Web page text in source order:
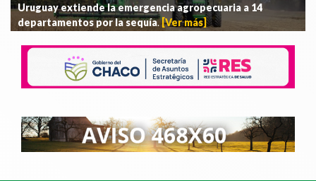
Uruguay extiende la emergencia agropecuaria a 14
departamentos por la sequía.[Ver más]